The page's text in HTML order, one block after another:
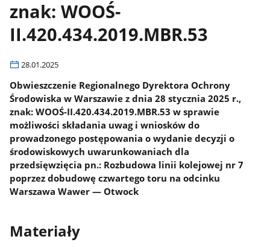
znak: WOOŚ-
II.420.434.2019.MBR.53
28.01.2025
Obwieszczenie Regionalnego Dyrektora Ochrony
Środowiska w Warszawie z dnia 28 stycznia 2025 r.,
znak: WOOŚ-II.420.434.2019.MBR.53 w sprawie
możliwości składania uwag i wniosków do
prowadzonego postępowania o wydanie decyzji o
środowiskowych uwarunkowaniach dla
przedsięwzięcia pn.: Rozbudowa linii kolejowej nr 7
poprzez dobudowę czwartego toru na odcinku
Warszawa Wawer — Otwock
Materiały